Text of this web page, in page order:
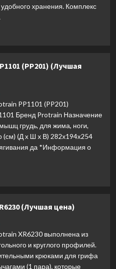
хранения. Комплекс
(PP201) (Лучшая
PP1101 (PP201)
Бренд Protrain Назначение
грудь, для жима, ноги,
(см) (Д х Ш х В) 282х194х254
да *Информация о
(Лучшая цена)
XR6230 выполнена из
и круглого профилей.
крюками для грифа
(1 пара), которые